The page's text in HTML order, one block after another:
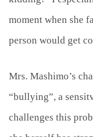
moment when she
person would get
Mrs. Mashimo’s
“bullying”, a
challenges this